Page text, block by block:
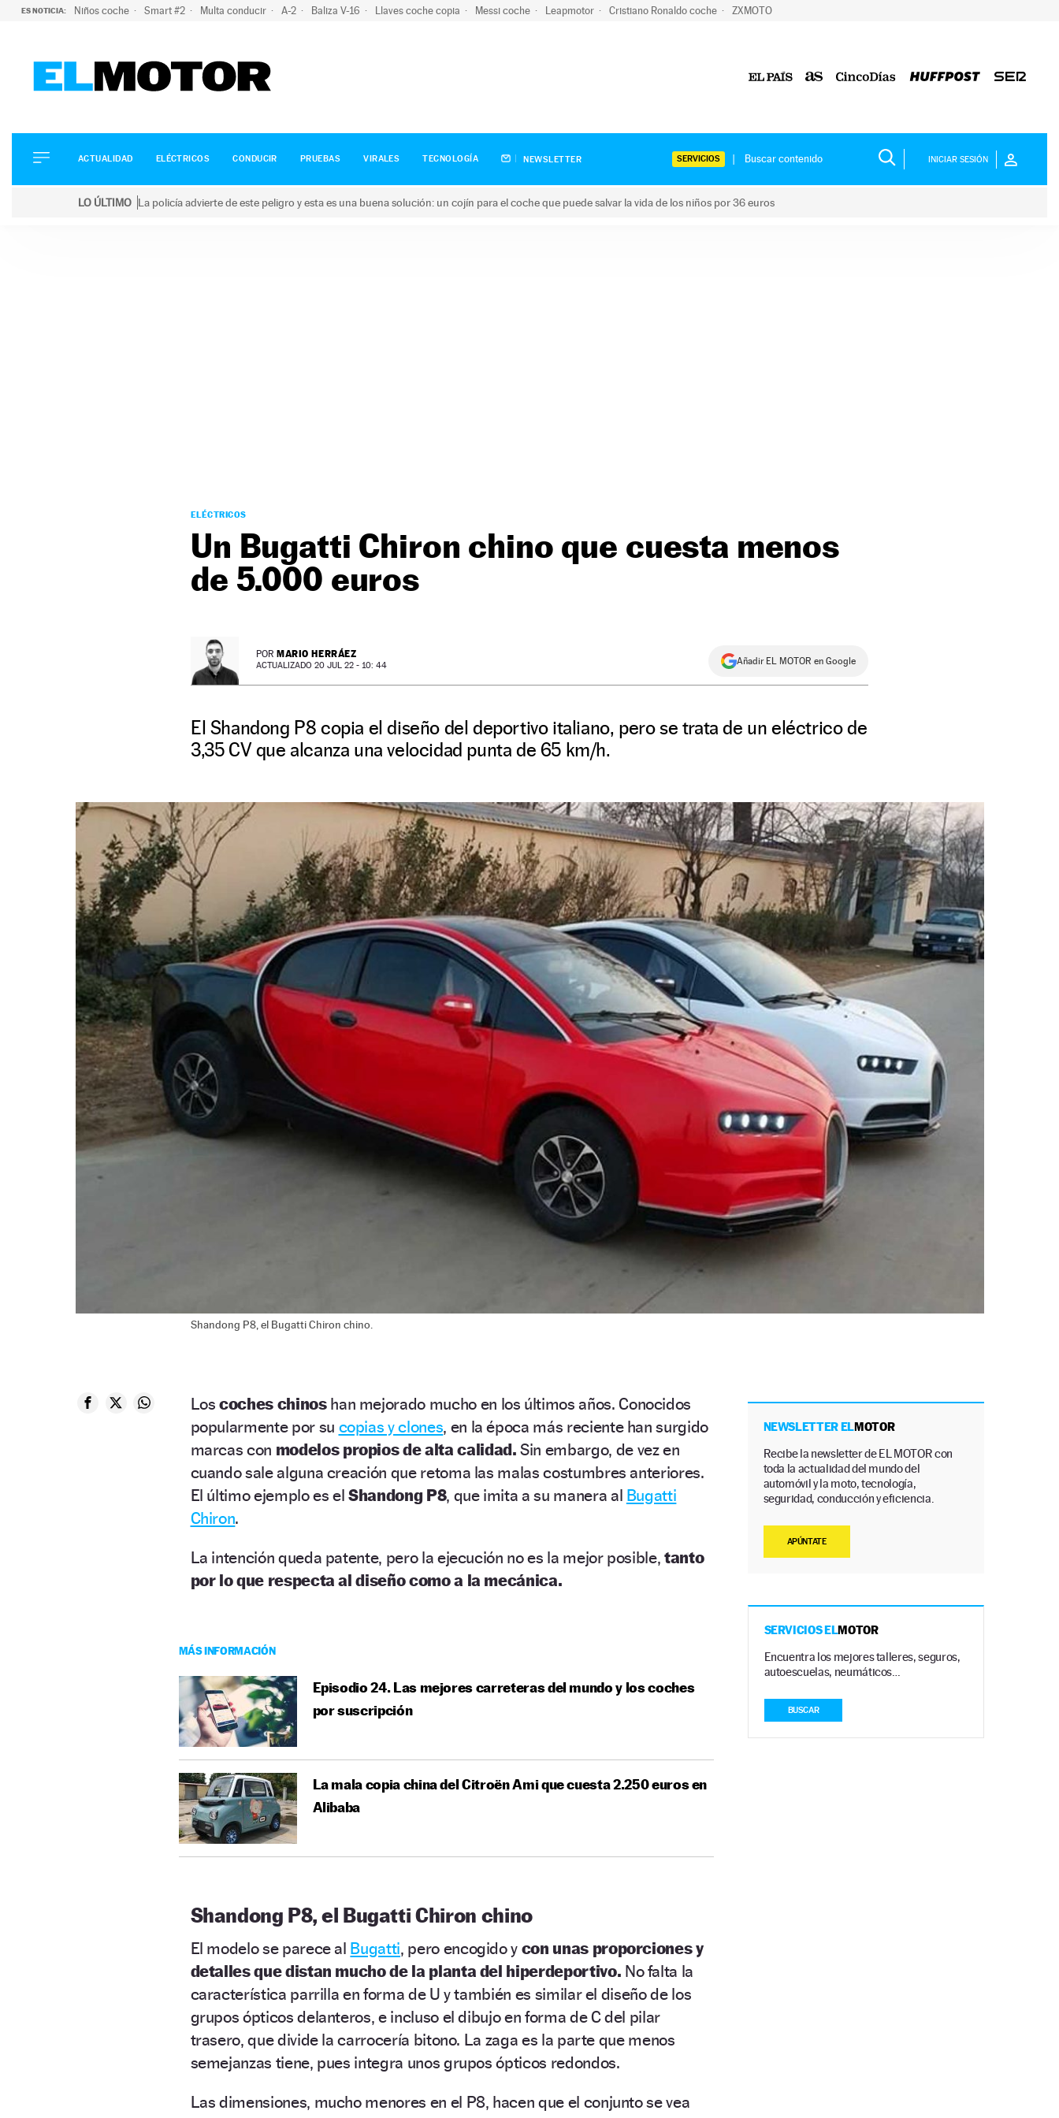
ES NOTICIA: Niños coche Smart #2 Multa conducir A-2 Baliza V-16 Llaves coche copia Messi coche Leapmotor Cristiano Ronaldo coche ZXMOTO
ELÉCTRICOS
CONDUCIR
ACTUALIDAD ELÉCTRICOS CONDUCIR PRUEBAS VIRALES TECNOLOGÍA NEWSLETTER SERVICIOS INICIAR SESIÓN
LO ÚLTIMO La policía advierte de este peligro y esta es una buena solución: un cojín para el coche que puede salvar la vida de los niños por 36 euros
ELÉCTRICOS
Un Bugatti Chiron chino que cuesta menos
de 5.000 euros
POR MARIO HERRÁEZ
ACTUALIZADO 20 JUL 22 - 10: 44 Añadir EL MOTOR en Google
El Shandong P8 copia el diseño del deportivo italiano, pero se trata de un eléctrico de
3,35 CV que alcanza una velocidad punta de 65 km/h.
Shandong P8, el Bugatti Chiron chino.
Loscoches chinoshan mejorado mucho en los últimos años. Conocidos
popularmente por su copias y clones, en la época más reciente han surgido
marcas con modelos propios de alta calidad. Sin embargo, de vez en
cuando sale alguna creación que retoma las malas costumbres anteriores.
El último ejemplo es elShandong P8, que imita a su manera al Bugatti
Chiron.
La intención queda patente, pero la ejecución no es la mejor posible, tanto
por lo que respecta al diseño como a la mecánica.
MÁS INFORMACIÓN
Episodio 24. Las mejores carreteras del mundo y los coches
por suscripción
La mala copia china del Citroën Ami que cuesta 2.250 euros en
Alibaba
Shandong P8, el Bugatti Chiron chino
El modelo se parece al Bugatti, pero encogido y con unas proporciones y
detalles que distan mucho de la planta del hiperdeportivo. No falta la
característica parrilla en forma de U y también es similar el diseño de los
grupos ópticos delanteros, e incluso el dibujo en forma de C del pilar
trasero, que divide la carrocería bitono. La zaga es la parte que menos
semejanzas tiene, pues integra unos grupos ópticos redondos.
Las dimensiones, mucho menores en el P8, hacen que el conjunto se vea
NEWSLETTER ELMOTOR
Recibe la newsletter de EL MOTOR con
toda la actualidad del mundo del
automóvil y la moto, tecnología,
seguridad, conducción y eficiencia.
APÚNTATE
SERVICIOS ELMOTOR
Encuentra los mejores talleres, seguros,
autoescuelas, neumáticos…
BUSCAR